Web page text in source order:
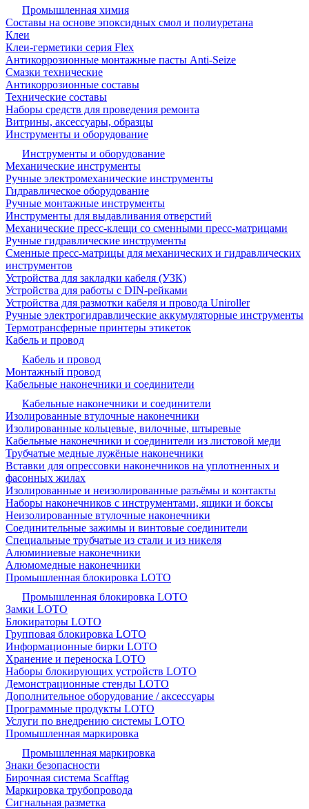
Промышленная химия
Составы на основе эпоксидных смол и полиуретана
Клеи
Клеи-герметики серия Flex
Антикоррозионные монтажные пасты Anti-Seize
Смазки технические
Антикоррозионные составы
Технические составы
Наборы средств для проведения ремонта
Витрины, аксессуары, образцы
Инструменты и оборудование
Инструменты и оборудование
Механические инструменты
Ручные электромеханические инструменты
Гидравлическое оборудование
Ручные монтажные инструменты
Инструменты для выдавливания отверстий
Механические пресс-клещи со сменными пресс-матрицами
Ручные гидравлические инструменты
Сменные пресс-матрицы для механических и гидравлических
инструментов
Устройства для закладки кабеля (УЗК)
Устройства для работы с DIN-рейками
Устройства для размотки кабеля и провода Uniroller
Ручные электрогидравлические аккумуляторные инструменты
Термотрансферные принтеры этикеток
Кабель и провод
Кабель и провод
Монтажный провод
Кабельные наконечники и соединители
Кабельные наконечники и соединители
Изолированные втулочные наконечники
Изолированные кольцевые, вилочные, штыревые
Кабельные наконечники и соединители из листовой меди
Трубчатые медные лужёные наконечники
Вставки для опрессовки наконечников на уплотненных и
фасонных жилах
Изолированные и неизолированные разъёмы и контакты
Наборы наконечников с инструментами, ящики и боксы
Неизолированные втулочные наконечники
Соединительные зажимы и винтовые соединители
Специальные трубчатые из стали и из никеля
Алюминиевые наконечники
Алюмомедные наконечники
Промышленная блокировка LOTO
Промышленная блокировка LOTO
Замки LOTO
Блокираторы LOTO
Групповая блокировка LOTO
Информационные бирки LOTO
Хранение и переноска LOTO
Наборы блокирующих устройств LOTO
Демонстрационные стенды LOTO
Дополнительное оборудование / аксессуары
Программные продукты LOTO
Услуги по внедрению системы LOTO
Промышленная маркировка
Промышленная маркировка
Знаки безопасности
Бирочная система Scafftag
Маркировка трубопровода
Сигнальная разметка